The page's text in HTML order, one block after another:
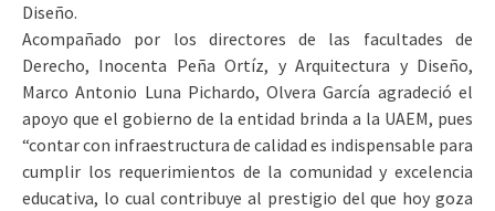
Diseño.
Acompañado por los directores de las facultades de
Derecho, Inocenta Peña Ortíz, y Arquitectura y Diseño,
Marco Antonio Luna Pichardo, Olvera García agradeció el
apoyo que el gobierno de la entidad brinda a la UAEM, pues
“contar con infraestructura de calidad es indispensable para
cumplir los requerimientos de la comunidad y excelencia
educativa, lo cual contribuye al prestigio del que hoy goza